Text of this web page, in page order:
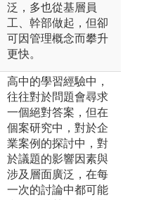
泛，多也從基層員
工、幹部做起，但卻
可因管理概念而攀升
更快。
高中的學習經驗中，
往往對於問題會尋求
一個絕對答案，但在
個案研究中，對於企
業案例的探討中，對
於議題的影響因素與
涉及層面廣泛，在每
一次的討論中都可能